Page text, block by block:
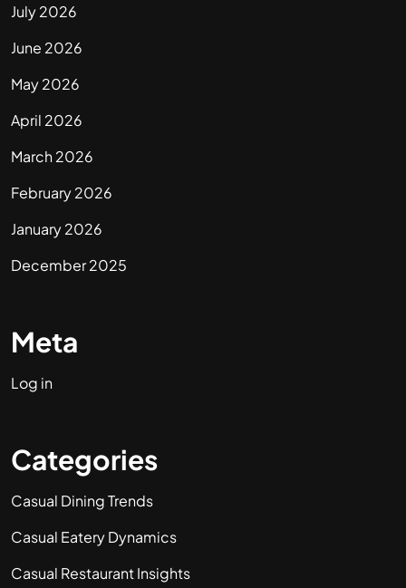
July 2026
June 2026
May 2026
April 2026
March 2026
February 2026
January 2026
December 2025
Meta
Log in
Categories
Casual Dining Trends
Casual Eatery Dynamics
Casual Restaurant Insights